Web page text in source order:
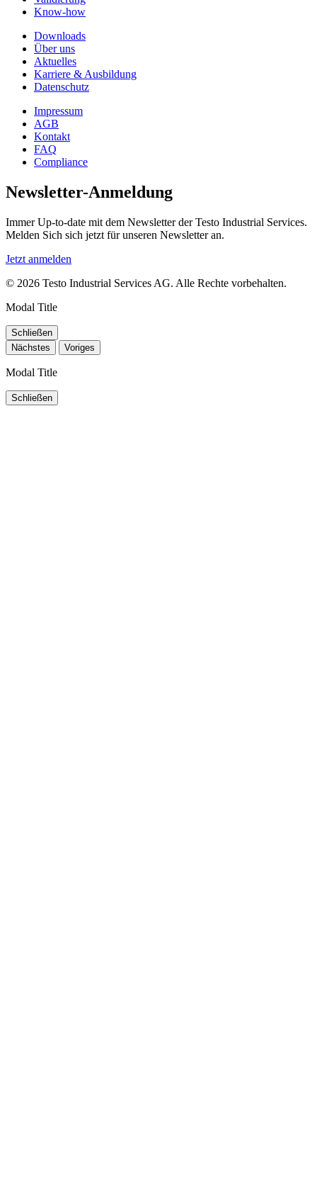
Know-how
Downloads
Über uns
Aktuelles
Karriere & Ausbildung
Datenschutz
Impressum
AGB
Kontakt
FAQ
Compliance
Newsletter-Anmeldung
Immer Up-to-date mit dem Newsletter der Testo Industrial Services.
Melden Sich sich jetzt für unseren Newsletter an.
Jetzt anmelden
© 2026 Testo Industrial Services AG. Alle Rechte vorbehalten.
Modal Title
Schließen
Nächstes
Voriges
Modal Title
Schließen